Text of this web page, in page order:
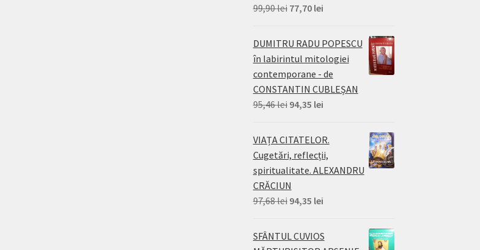
99,90lei Prețul
a
fost:
77,70 leiPrețul
este:
77,70 lei.
DUMITRU RADU POPESCU
în labirintul mitologiei
contemporane - de
CONSTANTIN CUBLEȘAN
95,46lei Prețul
a
fost:
95,46 lei.
94,35 leiPrețul
este:
94,35 lei.
VIAȚA CITATELOR.
Cugetări, reflecții,
spiritualitate. ALEXANDRU
CRĂCIUN
97,68lei Prețul
a
fost:
94,35 leiPrețul
este:
94,35 lei.
SFÂNTUL CUVIOS